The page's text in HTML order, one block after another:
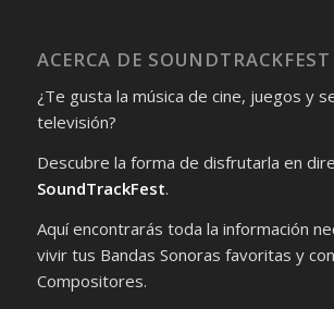
ACERCA DE SOUNDTRACKFEST
¿Te gusta la música de cine, juegos y
televisión?
Descubre la forma de disfrutarla en
SoundTrackFest.
Aquí encontrarás toda la información
vivir tus Bandas Sonoras favoritas y
Compositores.